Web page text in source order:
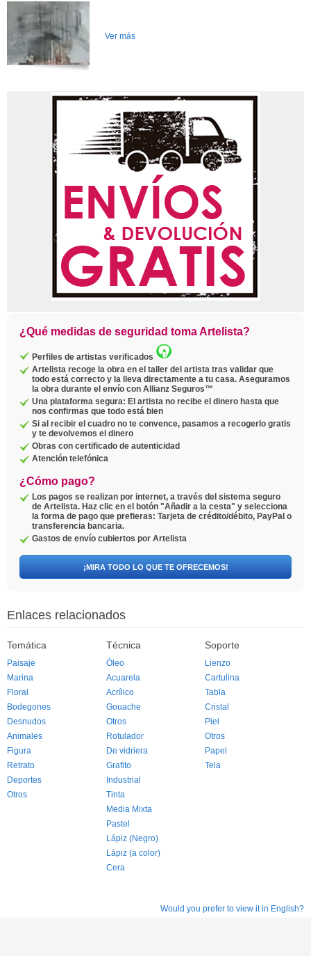
Ver más
¿Qué medidas de seguridad toma Artelista?
Perfiles de artistas verificados
Artelista recoge la obra en el taller del artista tras validar que
todo está correcto y la lleva directamente a tu casa. Aseguramos
la obra durante el envío con Allianz Seguros™
Una plataforma segura: El artista no recibe el dinero hasta que
nos confirmas que todo está bien
Si al recibir el cuadro no te convence, pasamos a recogerlo gratis
y te devolvemos el dinero
Obras con certificado de autenticidad
Atención telefónica
¿Cómo pago?
Los pagos se realizan por internet, a través del sistema seguro
de Artelista. Haz clic en el botón "Añadir a la cesta" y selecciona
la forma de pago que prefieras: Tarjeta de crédito/débito, PayPal o
transferencia bancaria.
Gastos de envío cubiertos por Artelista
¡MIRA TODO LO QUE TE OFRECEMOS!
Enlaces relacionados
Temática
Paisaje
Marina
Floral
Bodegones
Desnudos
Animales
Figura
Retrato
Deportes
Otros
Técnica
Óleo
Acuarela
Acrílico
Gouache
Otros
Rotulador
De vidriera
Grafito
Industrial
Tinta
Media Mixta
Pastel
Lápiz (Negro)
Lápiz (a color)
Cera
Soporte
Lienzo
Cartulina
Tabla
Cristal
Piel
Otros
Papel
Tela
Would you prefer to view it in English?